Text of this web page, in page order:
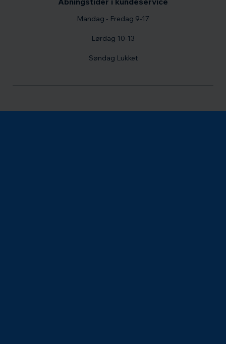
Mandag - Fredag 9-17
Lørdag 10-13
Søndag Lukket